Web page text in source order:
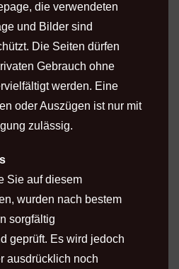
die verwendeten
und Bilder sind
Die Seiten dürfen
Gebrauch ohne
werden. Eine
oder Auszügen ist nur mit
zulässig.
Sie auf diesem
wurden nach bestem
sorgfältig
geprüft. Es wird jedoch
ausdrücklich noch